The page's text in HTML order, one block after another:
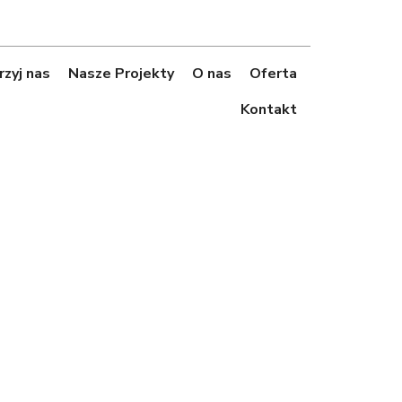
nas Nasze Projekty O nas
Oferta
Kontakt